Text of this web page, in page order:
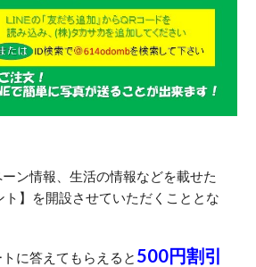
ン情報、生活の情報などを載せた
ト】を開設させていただくこととな
に答えてもらえると 500円割引